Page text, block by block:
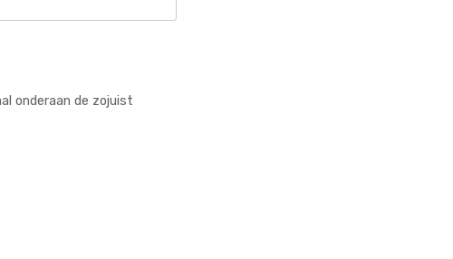
onderaan de zojuist